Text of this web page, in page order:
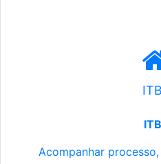
Acompanhar